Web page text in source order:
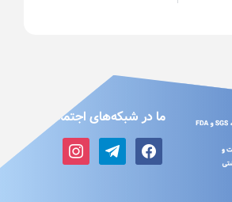
ما در شبکه‌های اجتماعی